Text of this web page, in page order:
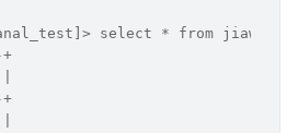
select * from